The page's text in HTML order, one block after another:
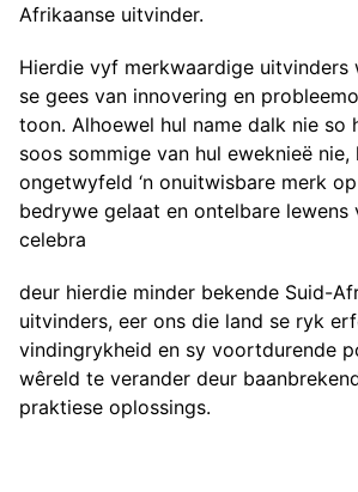
Afrikaanse uitvinder.
Hierdie vyf merkwaardige uitvinders
se gees van innovering en
toon. Alhoewel hul name dalk nie so
soos sommige van hul eweknieë
ongetwyfeld ‘n onuitwisbare merk
bedrywe gelaat en ontelbare lewens
celebra
deur hierdie minder bekende Suid-
uitvinders, eer ons die land se ryk
vindingrykheid en sy voortdurende
wêreld te verander deur
praktiese oplossings.